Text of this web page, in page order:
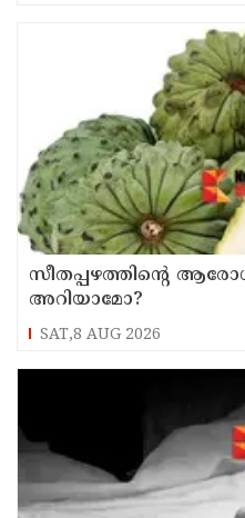
സീതപ്പഴത്തിന്റെ
അറിയാമോ?
SAT,8 AUG 2026